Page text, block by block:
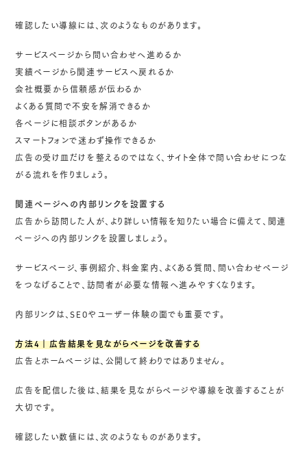
確認したい導線には、次のようなものがあります。
サービスページから問い合わせへ進めるか
実績ページから関連サービスへ戻れるか
会社概要から信頼感が伝わるか
よくある質問で不安を解消できるか
各ページに相談ボタンがあるか
スマートフォンで迷わず操作できるか
広告の受け皿だけを整えるのではなく、サイト全体で問い合わせにつな
がる流れを作りましょう。
関連ページへの内部リンクを設置する
広告から訪問した人が、より詳しい情報を知りたい場合に備えて、関連
ページへの内部リンクを設置しましょう。
サービスページ、事例紹介、料金案内、よくある質問、問い合わせページ
をつなげることで、訪問者が必要な情報へ進みやすくなります。
内部リンクは、SEOやユーザー体験の面でも重要です。
方法4｜広告結果を見ながらページを改善する
広告とホームページは、公開して終わりではありません。
広告を配信した後は、結果を見ながらページや導線を改善することが
大切です。
確認したい数値には、次のようなものがあります。